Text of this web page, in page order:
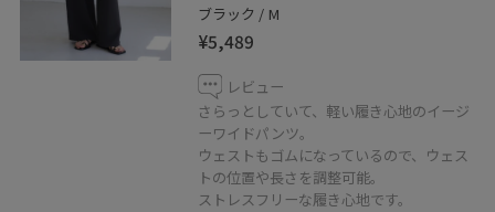
ブラック / M
¥5,489
レビュー
さらっとしていて、軽い履き心地のイージ
ーワイドパンツ。
ウェストもゴムになっているので、ウェス
トの位置や長さを調整可能。
ストレスフリーな履き心地です。